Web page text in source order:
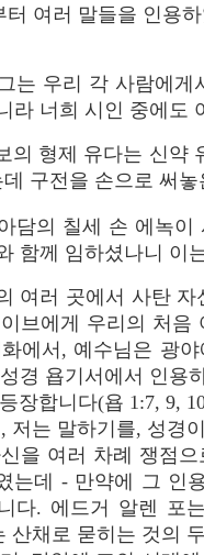
터 여러 말들을 인용
는 우리 각 사람에게
라 너희 시인 중에도
의 형제 유다는 신약
구전을 손으로 써
담의 칠세 손 에녹이
함께 임하셨나니 이
여러 곳에서 사탄
브에게 우리의 처음
에서, 예수님은 광
경 욥기서에서 인용
장합니다(욥 1:7, 9,
저는 말하기를, 성경
을 여러 차례 쟁점
는데 - 만약에 그 인
다. 에드거 알렌 포
산채로 묻히는 것의